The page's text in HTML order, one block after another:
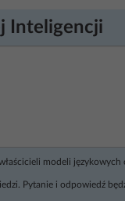
Inteligencji
modeli
Pytanie i odpowiedź